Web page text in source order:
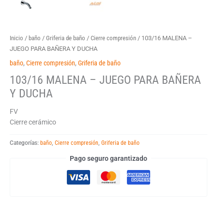
Inicio / baño / Griferia de baño / Cierre compresión / 103/16 MALENA –
JUEGO PARA BAÑERA Y DUCHA
baño, Cierre compresión, Griferia de baño
103/16 MALENA – JUEGO PARA BAÑERA
Y DUCHA
FV
Cierre cerámico
Categorías: baño Cierre compresión Griferia de baño
Pago seguro garantizado